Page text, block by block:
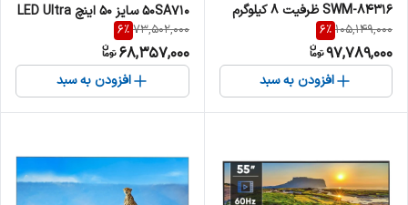
SWM-84316 ظرفیت 8 کیلوگرم
105,149,000
6%
97,789,000
افزودن به سبد
50SA710 سایز ۵۰ اینچ LED Ultra
HD 4K
73,502,000
6%
68,357,000
افزودن به سبد